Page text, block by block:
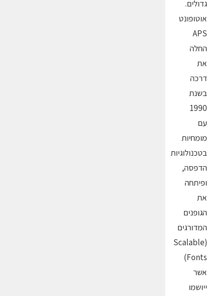
גדולים.
אוטופונט
APS
החלה
את
דרכה
בשנת
1990
עם
מומחיות
בטכנולוגיות
הדפסה,
ופיתחה
את
הגופנים
המדורגים
(Scalable
Fonts)
אשר
ייושמו